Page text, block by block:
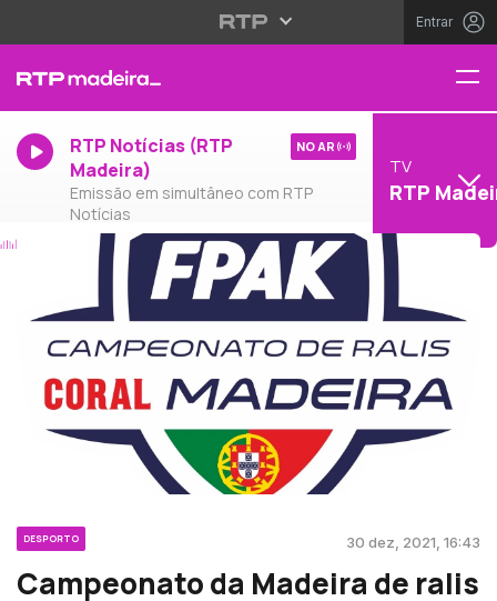
Entrar
RTP Notícias (RTP
Madeira)
Emissão em simultâneo com RTP
Notícias
NO AR
TV
RTP
DESPORTO 30 dez, 2021, 16:43
Campeonato da Madeira de ralis